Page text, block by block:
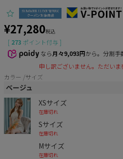
¥27,280税込
[ 273 ポイント付与 ]
なら月々9,093円から。分割手
申し訳ございません。ただいま
カラー
サイズ
ベージュ
XSサイズ
在庫切れ
Sサイズ
在庫切れ
Mサイズ
在庫切れ